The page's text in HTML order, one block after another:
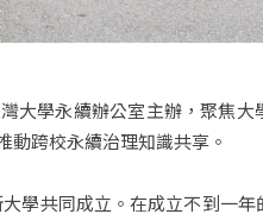
大學永續辦公室主辦，聚焦
跨校永續治理知識共享。
學共同成立。在成立不到一